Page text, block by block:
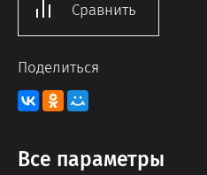
Сравнить
Поделиться
Все параметры